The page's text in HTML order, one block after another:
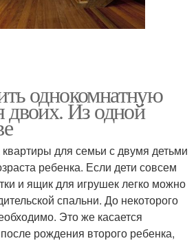
однокомнатную
двоих. Из одной
для семьи с двумя детьми
ребенка. Если дети совсем
и ящик для игрушек легко можно
спальни. До некоторого
Это же касается
рождения второго ребенка,